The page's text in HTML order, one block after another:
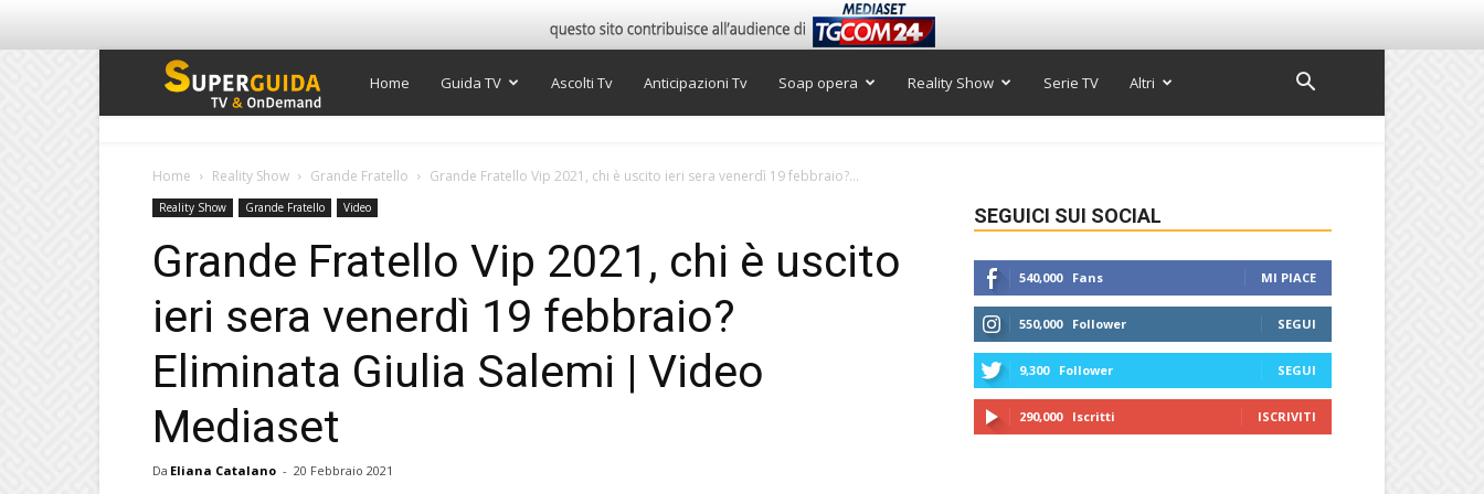
Super
TV
Home Guida TV Ascolti Tv Anticipazioni Tv Soap opera Reality Show Serie TV Altri
Home Reality Show Grande Fratello Grande Fratello Vip 2021, chi è uscito ieri sera venerdì 19 febbraio?...
Reality Show Grande Fratello Video
Grande Fratello Vip 2021, chi è uscito
ieri sera venerdì 19 febbraio?
Eliminata Giulia Salemi | Video
Mediaset
Da Eliana Catalano - 20 Febbraio 2021
SEGUICI SUI SOCIAL
540,000 Fans MI PIACE
550,000 Follower SEGUI
9,300 Follower SEGUI
290,000 Iscritti ISCRIVITI